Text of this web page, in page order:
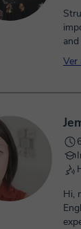
Ver
Hi,